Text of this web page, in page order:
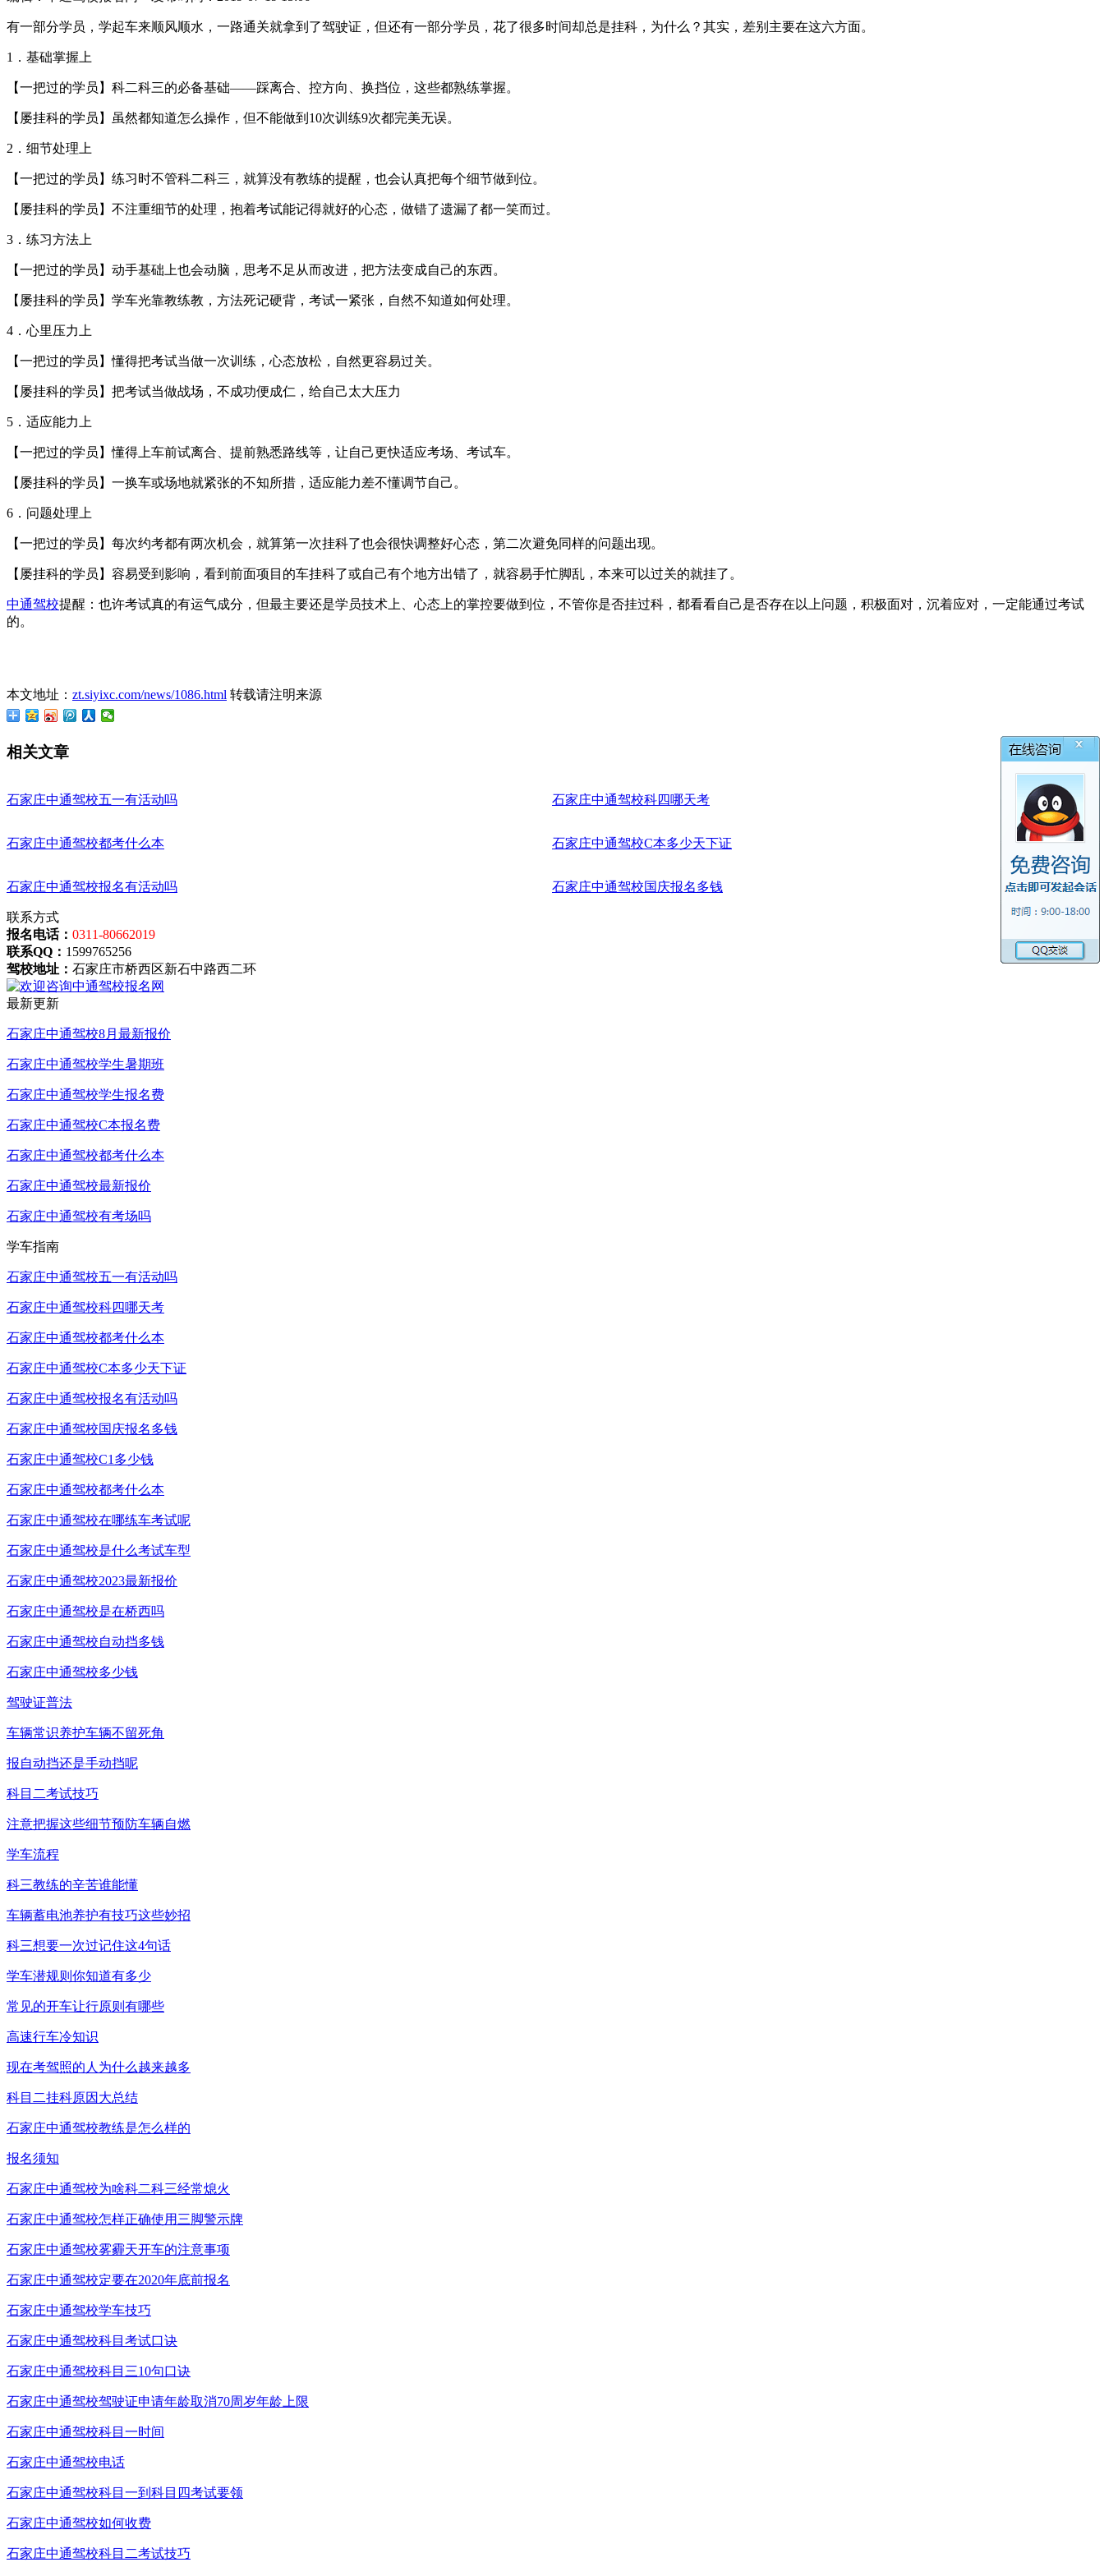
有一部分学员，学起车来顺风顺水，一路通关就拿到了驾驶证，但还有一部分学员，花了很多时间却总是挂科，为什么？其实，差别主要在这六方面。
1．基础掌握上
【一把过的学员】科二科三的必备基础——踩离合、控方向、换挡位，这些都熟练掌握。
【屡挂科的学员】虽然都知道怎么操作，但不能做到10次训练9次都完美无误。
2．细节处理上
【一把过的学员】练习时不管科二科三，就算没有教练的提醒，也会认真把每个细节做到位。
【屡挂科的学员】不注重细节的处理，抱着考试能记得就好的心态，做错了遗漏了都一笑而过。
3．练习方法上
【一把过的学员】动手基础上也会动脑，思考不足从而改进，把方法变成自己的东西。
【屡挂科的学员】学车光靠教练教，方法死记硬背，考试一紧张，自然不知道如何处理。
4．心里压力上
【一把过的学员】懂得把考试当做一次训练，心态放松，自然更容易过关。
【屡挂科的学员】把考试当做战场，不成功便成仁，给自己太大压力
5．适应能力上
【一把过的学员】懂得上车前试离合、提前熟悉路线等，让自己更快适应考场、考试车。
【屡挂科的学员】一换车或场地就紧张的不知所措，适应能力差不懂调节自己。
6．问题处理上
【一把过的学员】每次约考都有两次机会，就算第一次挂科了也会很快调整好心态，第二次避免同样的问题出现。
【屡挂科的学员】容易受到影响，看到前面项目的车挂科了或自己有个地方出错了，就容易手忙脚乱，本来可以过关的就挂了。
中通驾校提醒：也许考试真的有运气成分，但最主要还是学员技术上、心态上的掌控要做到位，不管你是否挂过科，都看看自己是否存在以上问题，积极面对，沉着应对，一定能通过考试
的。
本文地址： zt.siyixc.com/news/1086.html 转载请注明来源
相关文章
石家庄中通驾校五一有活动吗 石家庄中通驾校科四哪天考
石家庄中通驾校都考什么本 石家庄中通驾校C本多少天下证
石家庄中通驾校报名有活动吗 石家庄中通驾校国庆报名多钱
联系方式
报名电话： 0311-80662019
联系QQ： 1599765256
驾校地址： 石家庄市桥西区新石中路西二环
最新更新
石家庄中通驾校8月最新报价
石家庄中通驾校学生暑期班
石家庄中通驾校学生报名费
石家庄中通驾校C本报名费
石家庄中通驾校都考什么本
石家庄中通驾校最新报价
石家庄中通驾校有考场吗
学车指南
石家庄中通驾校五一有活动吗
石家庄中通驾校科四哪天考
石家庄中通驾校都考什么本
石家庄中通驾校C本多少天下证
石家庄中通驾校报名有活动吗
石家庄中通驾校国庆报名多钱
石家庄中通驾校C1多少钱
石家庄中通驾校都考什么本
石家庄中通驾校在哪练车考试呢
石家庄中通驾校是什么考试车型
石家庄中通驾校2023最新报价
石家庄中通驾校是在桥西吗
石家庄中通驾校自动挡多钱
石家庄中通驾校多少钱
驾驶证普法
车辆常识养护车辆不留死角
报自动挡还是手动挡呢
科目二考试技巧
注意把握这些细节预防车辆自燃
学车流程
科三教练的辛苦谁能懂
车辆蓄电池养护有技巧这些妙招
科三想要一次过记住这4句话
学车潜规则你知道有多少
常见的开车让行原则有哪些
高速行车冷知识
现在考驾照的人为什么越来越多
科目二挂科原因大总结
石家庄中通驾校教练是怎么样的
报名须知
石家庄中通驾校为啥科二科三经常熄火
石家庄中通驾校怎样正确使用三脚警示牌
石家庄中通驾校雾霾天开车的注意事项
石家庄中通驾校定要在2020年底前报名
石家庄中通驾校学车技巧
石家庄中通驾校科目考试口诀
石家庄中通驾校科目三10句口诀
石家庄中通驾校驾驶证申请年龄取消70周岁年龄上限
石家庄中通驾校科目一时间
石家庄中通驾校电话
石家庄中通驾校科目一到科目四考试要领
石家庄中通驾校如何收费
石家庄中通驾校科目二考试技巧